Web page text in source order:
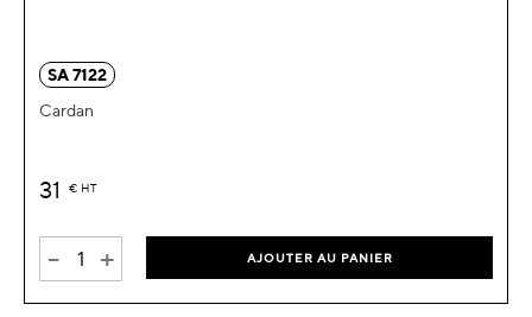
SA 7122
Cardan
31 € HT
- + AJOUTER AU PANIER